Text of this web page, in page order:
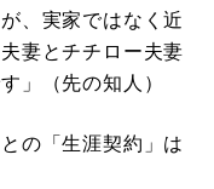
、実家ではなく近
妻とチチロー夫妻
」（先の知人）
の「生涯契約」は